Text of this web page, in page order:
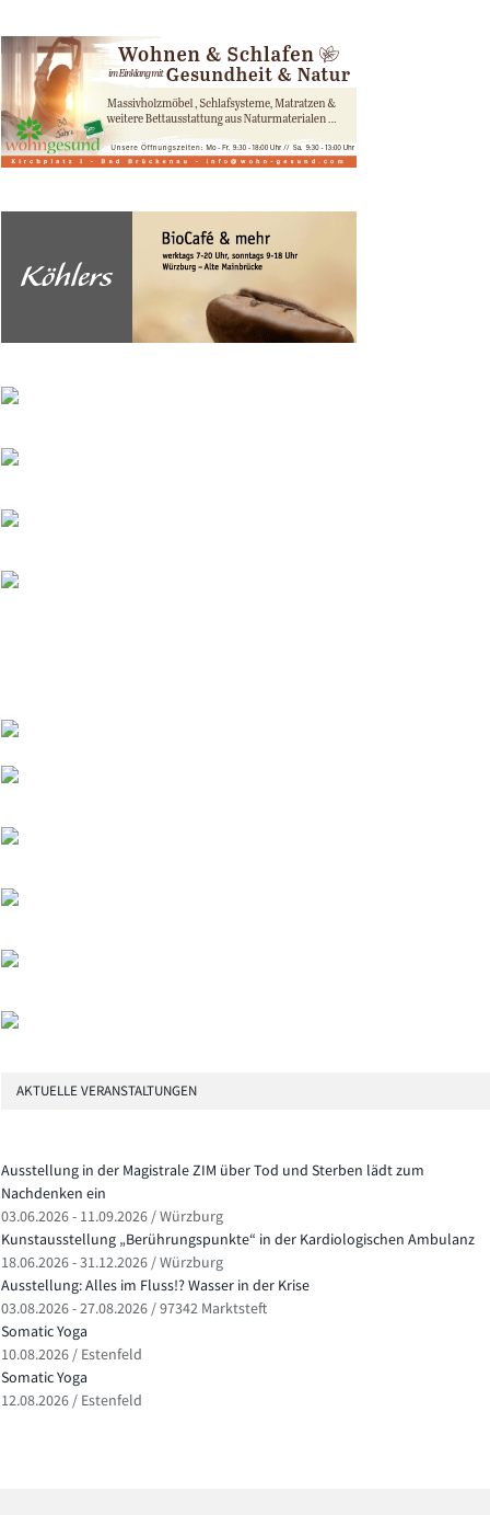
AKTUELLE VERANSTALTUNGEN
Ausstellung in der Magistrale ZIM über Tod und Sterben lädt zum
Nachdenken ein
03.06.2026 - 11.09.2026 / Würzburg
Kunstausstellung „Berührungspunkte“ in der Kardiologischen Ambulanz
18.06.2026 - 31.12.2026 / Würzburg
Ausstellung: Alles im Fluss!? Wasser in der Krise
03.08.2026 - 27.08.2026 / 97342 Marktsteft
Somatic Yoga
10.08.2026 / Estenfeld
Somatic Yoga
12.08.2026 / Estenfeld